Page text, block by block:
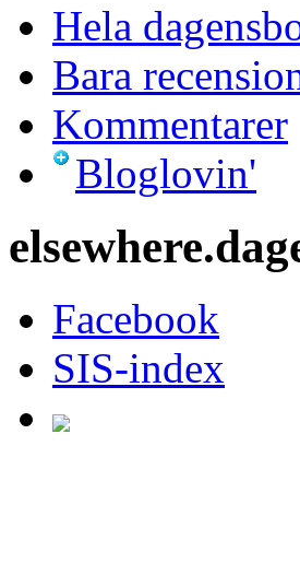
Hela
Bara
Kommentarer
Bloglovin'
Facebook
SIS-index